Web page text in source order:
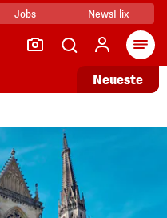
Jobs NewsFlix
Neueste